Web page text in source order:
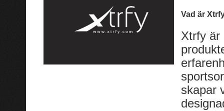
Vad är
Xtrfy är
skapar